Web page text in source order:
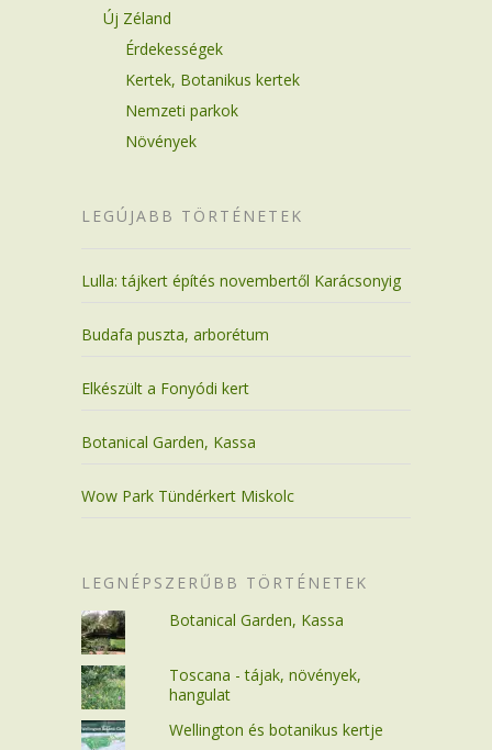
Új Zéland
Érdekességek
Kertek, Botanikus kertek
Nemzeti parkok
Növények
LEGÚJABB TÖRTÉNETEK
Lulla: tájkert építés novembertől Karácsonyig
Budafa puszta, arborétum
Elkészült a Fonyódi kert
Botanical Garden, Kassa
Wow Park Tündérkert Miskolc
LEGNÉPSZERŰBB TÖRTÉNETEK
Botanical Garden, Kassa
Toscana - tájak, növények,
hangulat
Wellington és botanikus kertje